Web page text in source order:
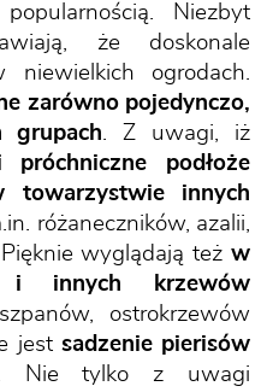
Niezbyt
że doskonale
ogrodach.
zarówno pojedynczo,
grupach. Z uwagi, iż
podłoże
towarzystwie innych
różaneczników, azalii,
wyglądają też w
i innych krzewów
ostrokrzewów
jest sadzenie pierisów
Nie tylko z uwagi